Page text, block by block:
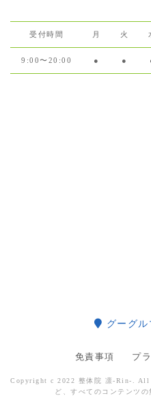
受付時間 月 火
9:00〜20:00 ● ●
グーグル
免責事項 プ
Copyright c 2022 整体院 凛-Rin-. All
ど、すべてのコンテンツ